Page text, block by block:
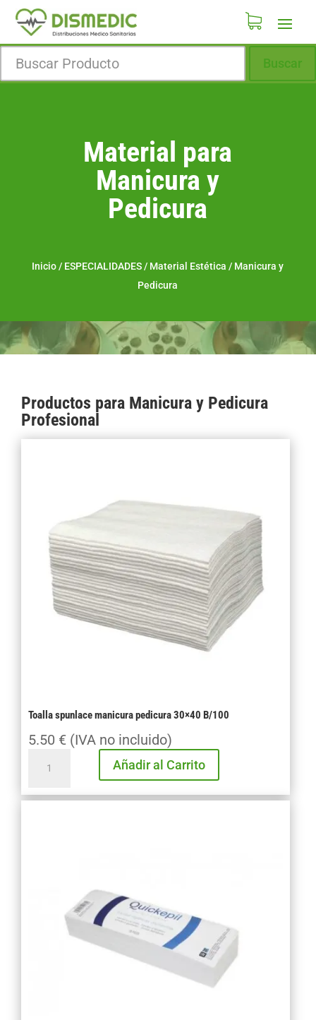
Buscar
Material para
Manicura y
Pedicura
Inicio/ ESPECIALIDADES/ Material Estética / Manicura y
Pedicura
Productos para Manicura y Pedicura
Profesional
Toalla spunlace manicura pedicura 30×40 B/100
5.50 € (IVA no incluido)
spunlace
manicura
Añadir al Carrito